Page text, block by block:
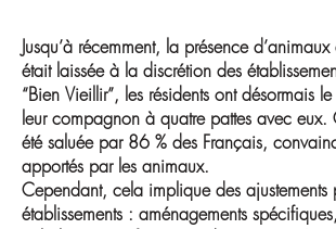
Jusqu’à récemment, la présence
était laissée à la discrétion des
“Bien Vieillir”, les résidents ont désormais
leur compagnon à quatre pattes avec eux.
été saluée par 86 % des Français,
apportés par les animaux.
Cependant, cela implique des ajustements
établissements : aménagements